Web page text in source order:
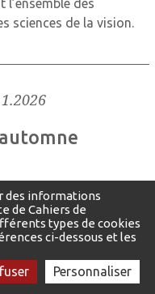
des
sciences de la vision.
des informations
de Cahiers de
types de cookies
ci-dessous et les
Personnaliser